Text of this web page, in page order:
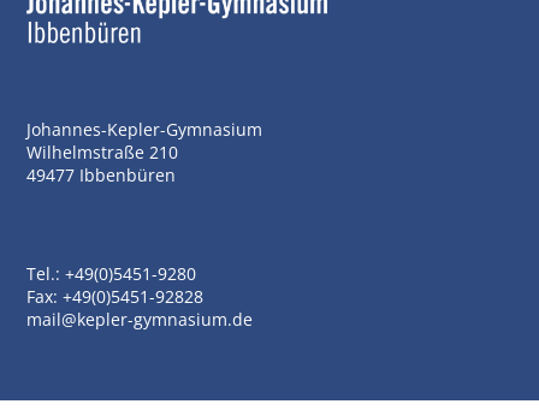
Johannes-Kepler-Gymnasium
Wilhelmstraße 210
49477 Ibbenbüren
Tel.: +49(0)5451-9280
Fax: +49(0)5451-92828
mail@kepler-gymnasium.de